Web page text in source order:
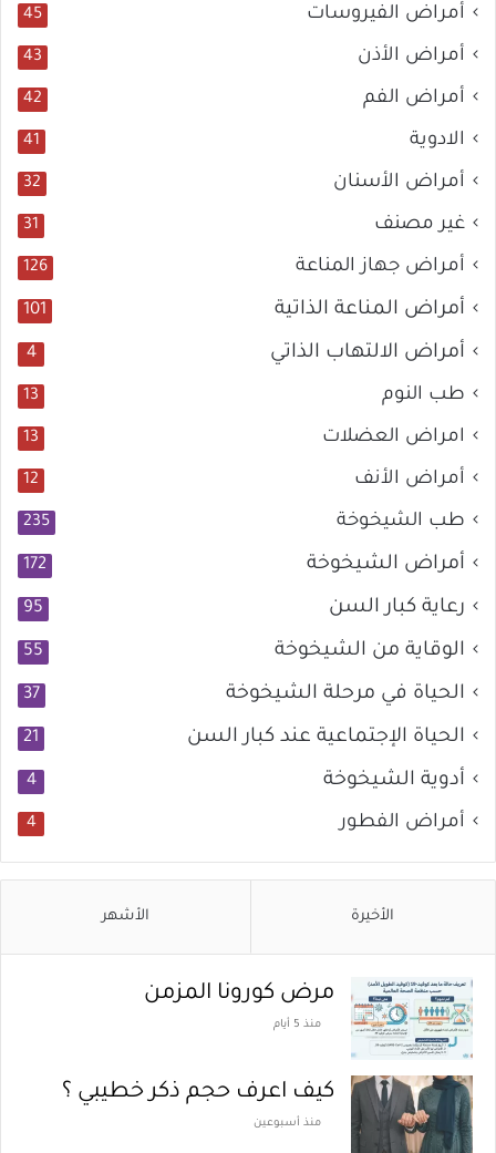
أمراض الفيروسات 45
أمراض الأذن 43
أمراض الفم 42
الادوية 41
أمراض الأسنان 32
غير مصنف 31
أمراض جهاز المناعة 126
أمراض المناعة الذاتية 101
أمراض الالتهاب الذاتي 4
طب النوم 13
امراض العضلات 13
أمراض الأنف 12
طب الشيخوخة 235
أمراض الشيخوخة 172
رعاية كبار السن 95
الوقاية من الشيخوخة 55
الحياة في مرحلة الشيخوخة 37
الحياة الإجتماعية عند كبار السن 21
أدوية الشيخوخة 4
أمراض الفطور 4
الأخيرة الأشهر
مرض كورونا المزمن
منذ 5 أيام
كيف اعرف حجم ذكر خطيبي ؟
منذ أسبوعين